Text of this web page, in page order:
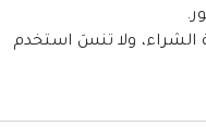
الشراء، ولا تنسَ استخدم